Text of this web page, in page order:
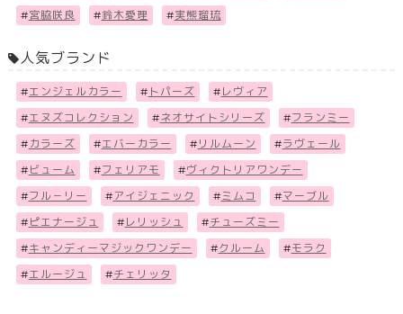
#宮脇咲良 #鈴木愛理 #実熊瑠琉
人気ブランド
#エンジェルカラー # トパーズ # レヴィア
#エヌズコレクション #ネオサイトシリーズ #フランミー
# カラーズ #エバーカラー # リルムーン #ラヴェール
# ビューム #フェリアモ #ヴィクトリアワンデー
#フル－リー #アイジェニック #ミムコ #マーブル
# ピエナージュ # レリッシュ #チューズミー
#キャンディーマジックワンデー #クルーム #モラク
#エルージュ #チェリッタ